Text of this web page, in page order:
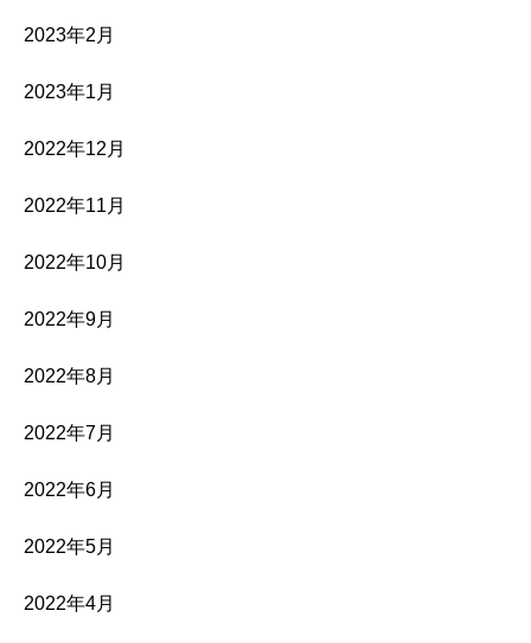
2023年2月
2023年1月
2022年12月
2022年11月
2022年10月
2022年9月
2022年8月
2022年7月
2022年6月
2022年5月
2022年4月